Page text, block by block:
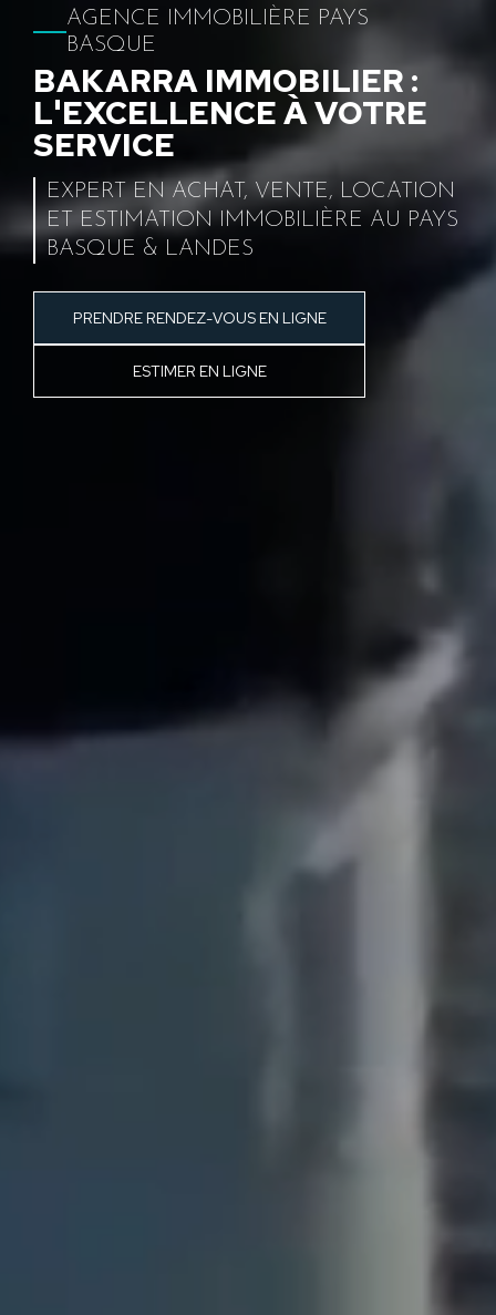
AGENCE IMMOBILIÈRE PAYS
BASQUE
BAKARRA IMMOBILIER :
L'EXCELLENCE À VOTRE
SERVICE
EXPERT EN ACHAT, VENTE, LOCATION
ET ESTIMATION IMMOBILIÈRE AU PAYS
BASQUE & LANDES
PRENDRE RENDEZ-VOUS EN LIGNE
ESTIMER EN LIGNE